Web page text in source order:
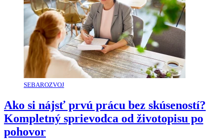
SEBAROZVOJ
Ako si nájsť prvú prácu bez skúseností?
Kompletný sprievodca od životopisu po
pohovor